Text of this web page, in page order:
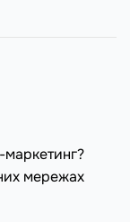
маркетинг?
мережах